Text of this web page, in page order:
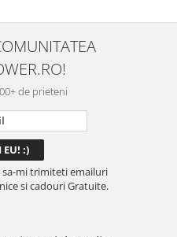
este sigură, fără scurgeri. O
folosesc aproape zilnic la
serviciu și sunt foarte
mulțumită.
de prieteni
sa-mi trimiteti emailuri
si cadouri Gratuite.